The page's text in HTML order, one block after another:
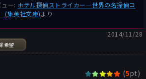
ー: ホテル探偵ストライカー―世界の名探偵コ
(集英社文庫)より
希望
2014/11/28
(5pt)